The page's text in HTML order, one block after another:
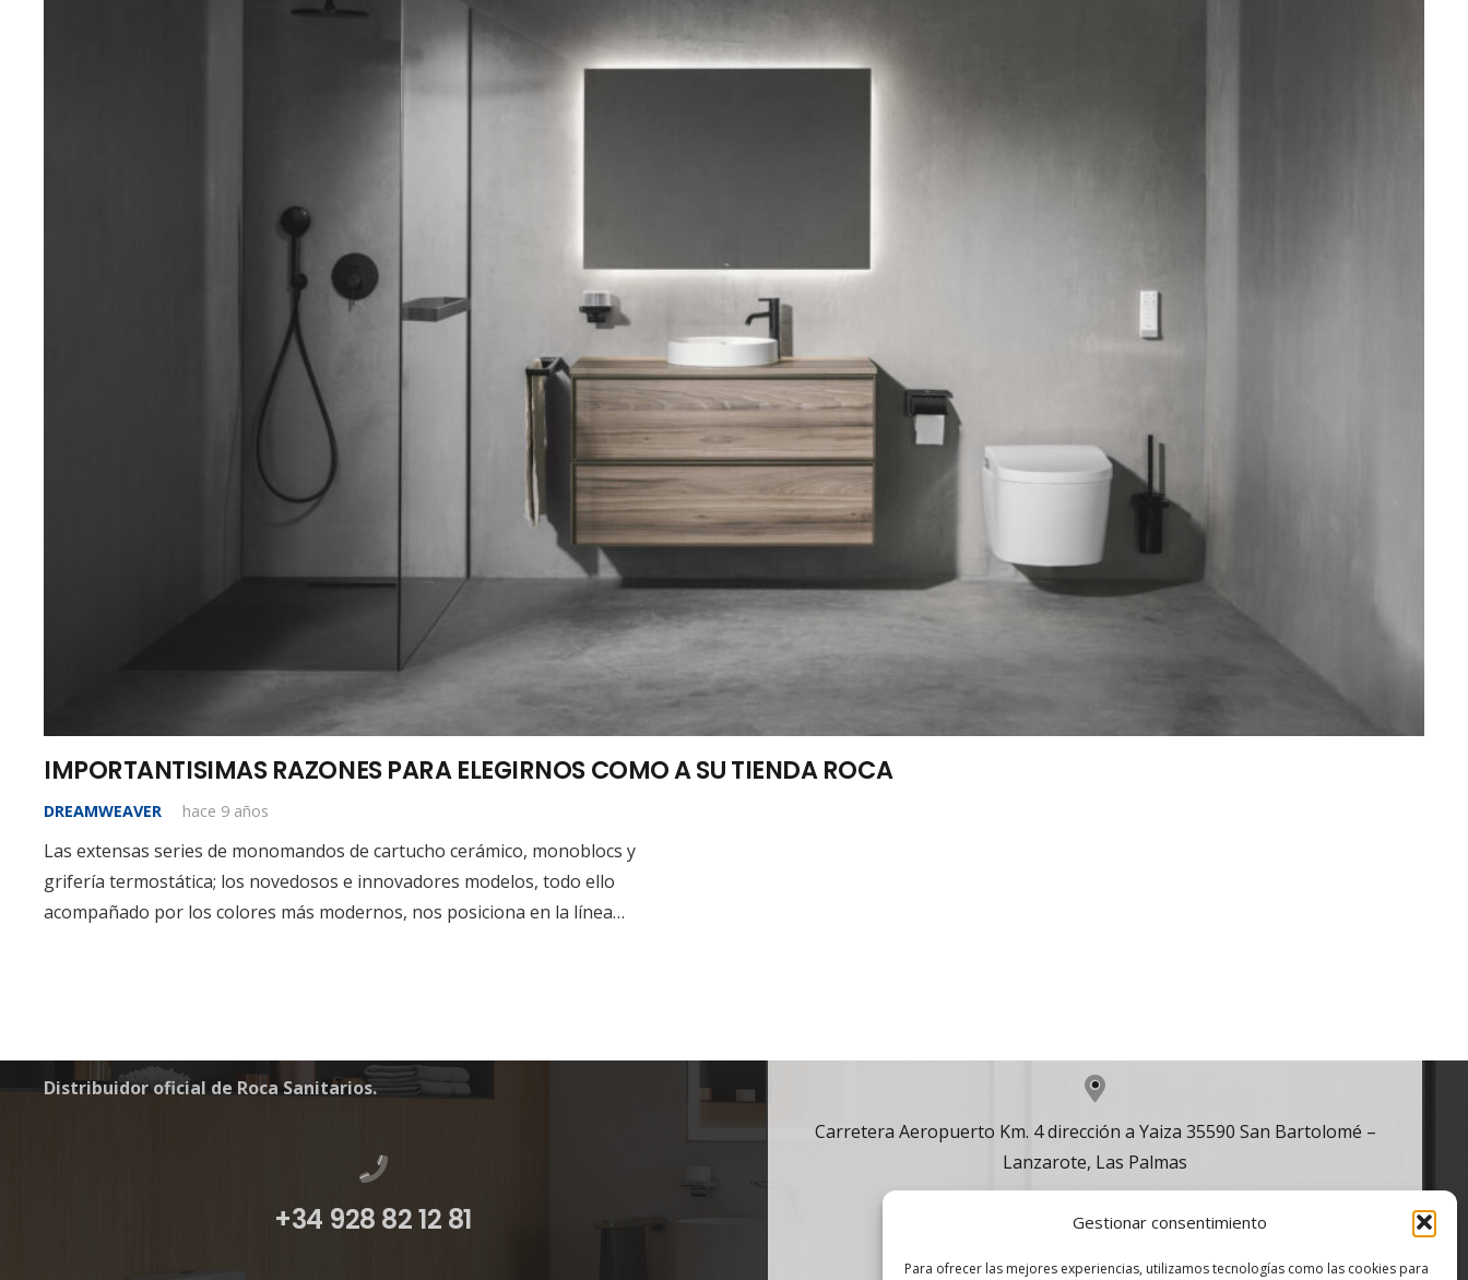
Gestionar consentimiento
Para ofrecer las mejores experiencias, utilizamos tecnologías como las cookies para
IMPORTANTISIMAS RAZONES PARA ELEGIRNOS COMO A SU TIENDA ROCA
DREAMWEAVER hace 9 años
Las extensas series de monomandos de cartucho cerámico, monoblocs y
grifería termostática; los novedosos e innovadores modelos, todo ello
acompañado por los colores más modernos, nos posiciona en la línea…
Distribuidor oficial de Roca Sanitarios.
+34 928 82 12 81
Carretera Aeropuerto Km. 4 dirección a Yaiza 35590 San Bartolomé –
Lanzarote, Las Palmas
¡Ampliamos nuestro horario!